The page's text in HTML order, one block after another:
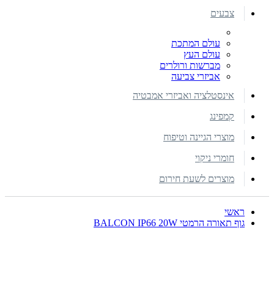
צבעים
עולם המתכת
עולם העץ
מברשות ורולרים
אביזרי צביעה
אינסטלציה ואביזרי אמבטיה
קמפינג
מוצרי הגיינה וטיפוח
חומרי ניקוי
מוצרים לשעת חירום
ראשי
גוף תאורה הרמטי BALCON IP66 20W